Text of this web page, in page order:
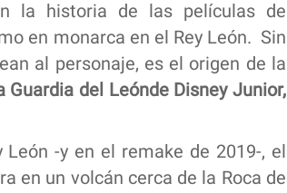
la historia de las películas de
en monarca en el Rey León. Sin
al personaje, es el origen de la
Guardia del Leónde Disney Junior,
-y en el remake de 2019-, el
en un volcán cerca de la Roca de